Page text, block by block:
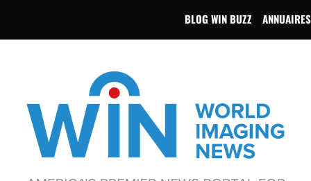
BLOG WIN BUZZ ANNUAIRES